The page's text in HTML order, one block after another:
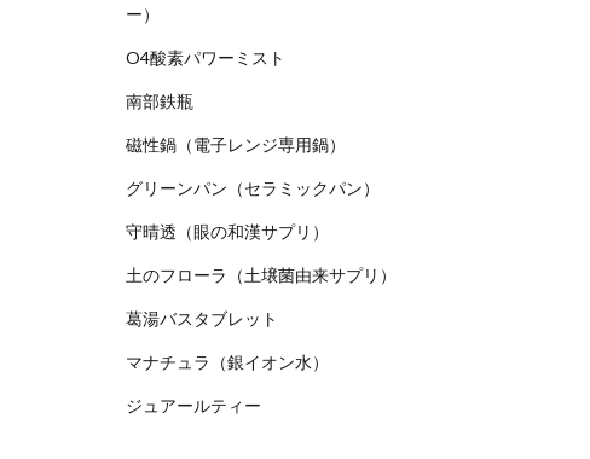
ー）
O4酸素パワーミスト
南部鉄瓶
磁性鍋（電子レンジ専用鍋）
グリーンパン（セラミックパン）
守晴透（眼の和漢サプリ）
土のフローラ（土壌菌由来サプリ）
葛湯バスタブレット
マナチュラ（銀イオン水）
ジュアールティー